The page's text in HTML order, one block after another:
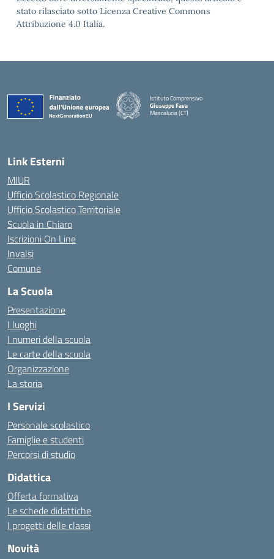
stato rilasciato sotto Licenza Creative Commons
Attribuzione 4.0 Italia.
Istituto Comprensivo
Giuseppe Fava
Mascalucia (CT)
Link Esterni
MIUR
Ufficio Scolastico Regionale
Ufficio Scolastico Territoriale
Scuola in Chiaro
Iscrizioni On Line
Invalsi
Comune
La Scuola
Presentazione
I luoghi
I numeri della scuola
Le carte della scuola
Organizzazione
La storia
I Servizi
Personale scolastico
Famiglie e studenti
Percorsi di studio
Didattica
Offerta formativa
Le schede didattiche
I progetti delle classi
Novità